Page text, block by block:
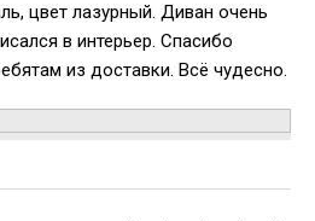
цвет лазурный. Диван очень
в интерьер. Спасибо
из доставки. Всё чудесно.